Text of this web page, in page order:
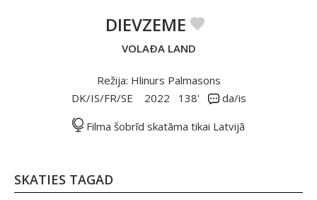
DIEVZEME
VOLAÐA LAND
Režija: Hlinurs Palmasons
DK/IS/FR/SE
2022 138'
da/is
Filma šobrīd skatāma tikai Latvijā
SKATIES TAGAD